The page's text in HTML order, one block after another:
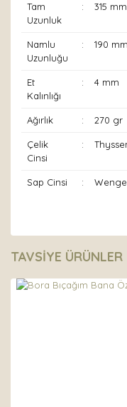
Tam
Uzunluk
: 315 mm
Namlu
Uzunluğu
: 190 mm
Et
Kalınlığı
: 4 mm
Ağırlık : 270 gr
Çelik
Cinsi
:
Sap Cinsi : Wenge
Bu
formunu kullanarak
TAVSİYE ÜRÜNLER